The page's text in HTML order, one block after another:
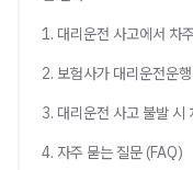
1. 대리운전 사고에서 차
2. 보험사가 대리운전운
3. 대리운전 사고 불발 시
4. 자주 묻는 질문 (FAQ)